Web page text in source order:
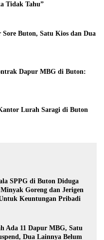
Tidak Tahu”
Buton, Satu Kios dan Dua
Dapur MBG di Buton:
Lurah Saragi di Buton
SPPG di Buton Diduga
Goreng dan Jerigen
Keuntungan Pribadi
Ada 11 Dapur MBG, Satu
Dua Lainnya Belum